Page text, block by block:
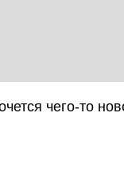
чего-то